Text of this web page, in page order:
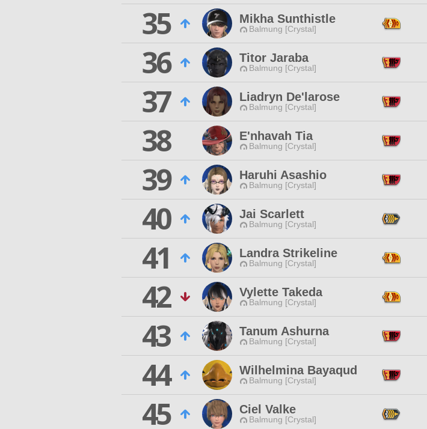
35
Mikha Sunthistle
Balmung [Crystal]
36
Titor Jaraba
Balmung [Crystal]
37
Liadryn De'larose
Balmung [Crystal]
38
E'nhavah Tia
Balmung [Crystal]
39
Haruhi Asashio
Balmung [Crystal]
40
Jai Scarlett
Balmung [Crystal]
41
Landra Strikeline
Balmung [Crystal]
42
Vylette Takeda
Balmung [Crystal]
43
Tanum Ashurna
Balmung [Crystal]
44
Wilhelmina Bayaqud
Balmung [Crystal]
45
Ciel Valke
Balmung [Crystal]